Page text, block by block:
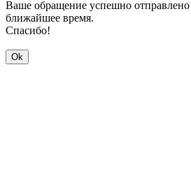
Ваше обращение успешно отправлено
ближайшее время.
Спасибо!
Ok